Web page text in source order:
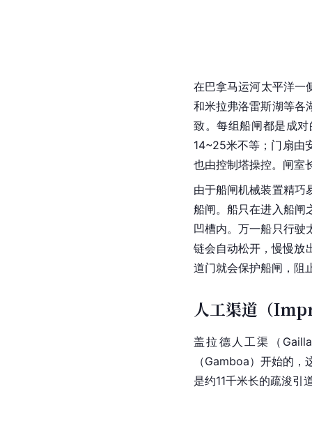
在巴拿马运河太平洋
和米拉弗洛雷斯湖等各
致。每组船闸都是成
14~25米不等；门扇由
也由控制塔操控。闸室
由于船闸机械装置精巧
船闸。船只在进入船闸
凹槽内。万一船只行驶
链会自动松开，慢慢放
道门就会保护船闸，阻
人工渠道（
盖拉德人工渠（
（Gamboa）开始的
是约11千米长的疏浚引